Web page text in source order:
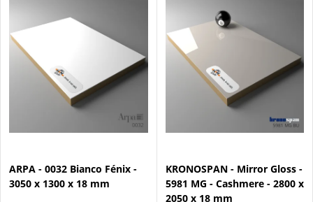
t
t
o
ARPA - 0032 Bianco Fénix -
3050 x 1300 x 18 mm
KRONOSPAN - Mirror Gloss -
5981 MG - Cashmere - 2800 x
2050 x 18 mm